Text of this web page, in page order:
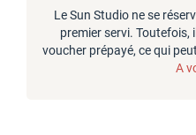
Le Sun Studio ne se
premier servi. Toutefois,
voucher prépayé, ce qui
A